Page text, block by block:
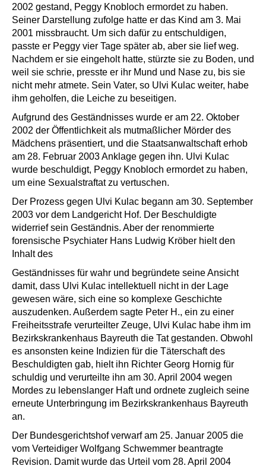
2002 gestand, Peggy Knobloch ermordet zu haben.
Seiner Darstellung zufolge hatte er das Kind am 3. Mai
2001 missbraucht. Um sich dafür zu entschuldigen,
passte er Peggy vier Tage später ab, aber sie lief weg.
Nachdem er sie eingeholt hatte, stürzte sie zu Boden, und
weil sie schrie, presste er ihr Mund und Nase zu, bis sie
nicht mehr atmete. Sein Vater, so Ulvi Kulac weiter, habe
ihm geholfen, die Leiche zu beseitigen.
Aufgrund des Geständnisses wurde er am 22. Oktober
2002 der Öffentlichkeit als mutmaßlicher Mörder des
Mädchens präsentiert, und die Staatsanwaltschaft erhob
am 28. Februar 2003 Anklage gegen ihn. Ulvi Kulac
wurde beschuldigt, Peggy Knobloch ermordet zu haben,
um eine Sexualstraftat zu vertuschen.
Der Prozess gegen Ulvi Kulac begann am 30. September
2003 vor dem Landgericht Hof. Der Beschuldigte
widerrief sein Geständnis. Aber der renommierte
forensische Psychiater Hans Ludwig Kröber hielt den
Inhalt des
Geständnisses für wahr und begründete seine Ansicht
damit, dass Ulvi Kulac intellektuell nicht in der Lage
gewesen wäre, sich eine so komplexe Geschichte
auszudenken. Außerdem sagte Peter H., ein zu einer
Freiheitsstrafe verurteilter Zeuge, Ulvi Kulac habe ihm im
Bezirkskrankenhaus Bayreuth die Tat gestanden. Obwohl
es ansonsten keine Indizien für die Täterschaft des
Beschuldigten gab, hielt ihn Richter Georg Hornig für
schuldig und verurteilte ihn am 30. April 2004 wegen
Mordes zu lebenslanger Haft und ordnete zugleich seine
erneute Unterbringung im Bezirkskrankenhaus Bayreuth
an.
Der Bundesgerichtshof verwarf am 25. Januar 2005 die
vom Verteidiger Wolfgang Schwemmer beantragte
Revision. Damit wurde das Urteil vom 28. April 2004